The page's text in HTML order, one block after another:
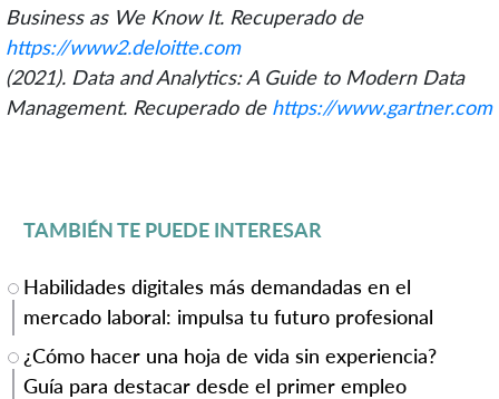
Business as We Know It. Recuperado de
https://www2.deloitte.com
(2021). Data and Analytics: A Guide to Modern Data
Management. Recuperado de https://www.gartner.com
TAMBIÉN TE PUEDE INTERESAR
Habilidades digitales más demandadas en el
mercado laboral: impulsa tu futuro profesional
¿Cómo hacer una hoja de vida sin experiencia?
Guía para destacar desde el primer empleo